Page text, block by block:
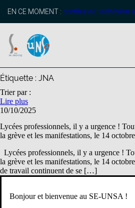
principal
EN CE MOMENT : profitez de l’adhésion
Étiquette : JNA
Trier par :
Lire plus
10/10/2025
Lycées professionnels, il y a urgence !
la grève et les manifestations, le 14 octobre
Lycées professionnels, il y a urgence !
la grève et les manifestations, le 14
de travail continuent de se […]
Bonjour et bienvenue au SE-UNSA !